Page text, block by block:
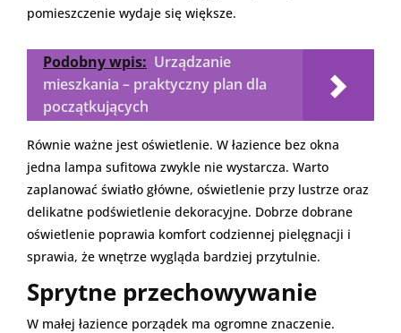
pomieszczenie wydaje się większe.
Podobny wpis: Urządzanie
mieszkania – praktyczny plan dla
początkujących
Równie ważne jest oświetlenie. W łazience bez okna
jedna lampa sufitowa zwykle nie wystarcza. Warto
zaplanować światło główne, oświetlenie przy lustrze oraz
delikatne podświetlenie dekoracyjne. Dobrze dobrane
oświetlenie poprawia komfort codziennej pielęgnacji i
sprawia, że wnętrze wygląda bardziej przytulnie.
Sprytne przechowywanie
W małej łazience porządek ma ogromne znaczenie.